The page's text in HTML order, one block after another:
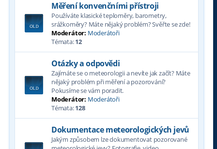
Měření konvenčními přístroji
Používáte klasické teploměry, barometry,
srážkoměry? Máte nějaký problém? Svěřte se zde!
Moderátor: Moderátoři
Témata:12
Otázky a odpovědi
Zajímáte se o meteorologii a nevíte jak začít? Máte
nějaký problém při měření a pozorování?
Pokusíme se vám poradit.
Moderátor: Moderátoři
Témata:128
Dokumentace meteorologických jevů
Jakým způsobem lze dokumentovat pozorované